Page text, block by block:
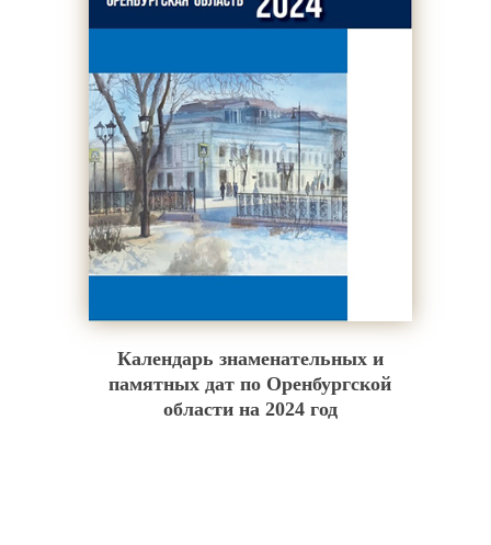
Календарь знаменательных и
памятных дат по Оренбургской
области на 2024 год